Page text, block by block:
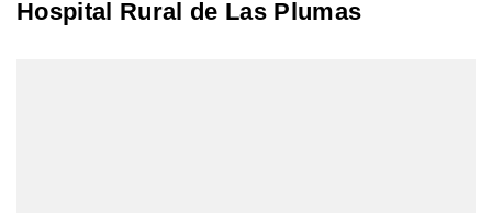
Hospital Rural de Las Plumas